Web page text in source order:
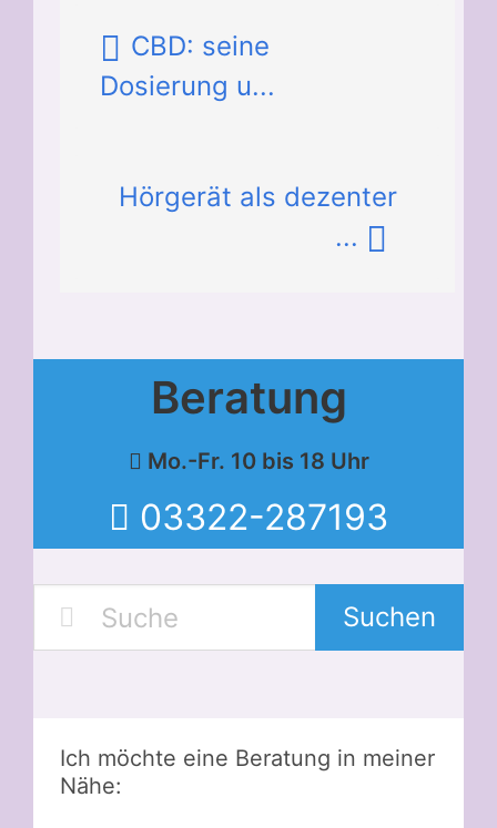
CBD: seine
Dosierung u...
Hörgerät als dezenter
...
Beratung
Mo.-Fr. 10 bis 18 Uhr
03322-287193
Suchen
Ich möchte eine Beratung in meiner
Nähe: